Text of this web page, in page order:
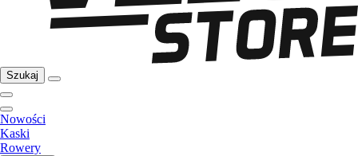
Szukaj
Nowości
Kaski
Rowery